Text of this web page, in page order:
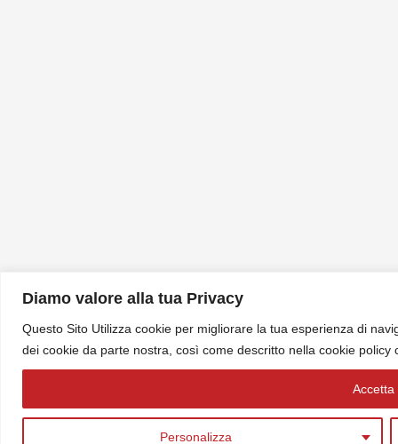
Diamo valore alla tua Privacy
Questo Sito Utilizza cookie per migliorare la tua esperienza di
dei cookie da parte nostra, così come descritto nella cookie policy
Personalizza
Accetta